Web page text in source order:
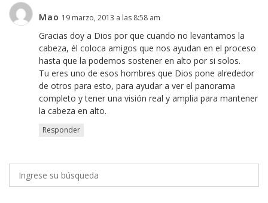
Mao 19 marzo, 2013 a las 8:58 am
Gracias doy a Dios por que cuando no levantamos la
cabeza, él coloca amigos que nos ayudan en el proceso
hasta que la podemos sostener en alto por si solos.
Tu eres uno de esos hombres que Dios pone alrededor
de otros para esto, para ayudar a ver el panorama
completo y tener una visión real y amplia para mantener
la cabeza en alto.
Responder